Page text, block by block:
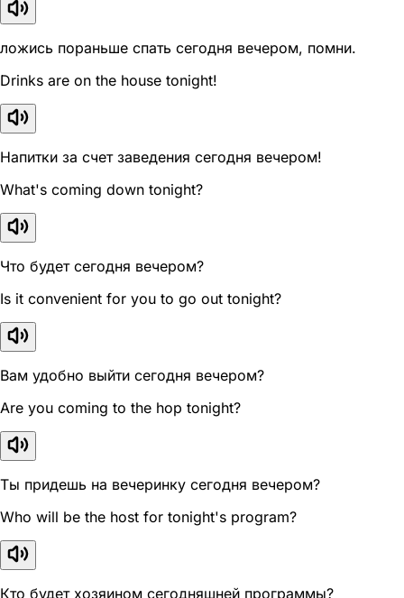
ложись пораньше спать сегодня вечером, помни.
Drinks are on the house tonight!
Напитки за счет заведения сегодня вечером!
What's coming down tonight?
Что будет сегодня вечером?
Is it convenient for you to go out tonight?
Вам удобно выйти сегодня вечером?
Are you coming to the hop tonight?
Ты придешь на вечеринку сегодня вечером?
Who will be the host for tonight's program?
Кто будет хозяином сегодняшней программы?